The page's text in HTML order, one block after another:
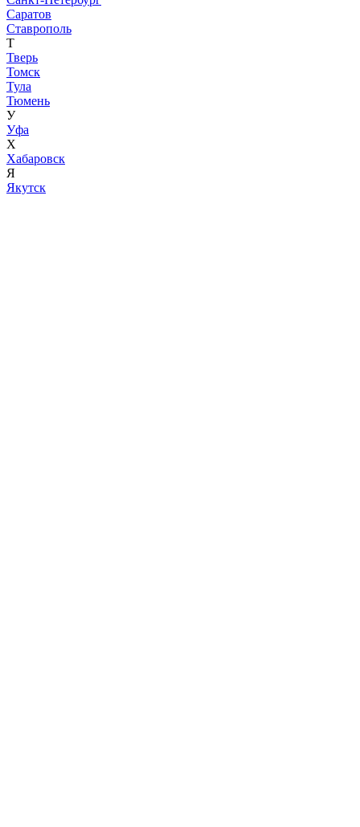
Саратов
Ставрополь
Т
Тверь
Томск
Тула
Тюмень
У
Уфа
Х
Хабаровск
Я
Якутск